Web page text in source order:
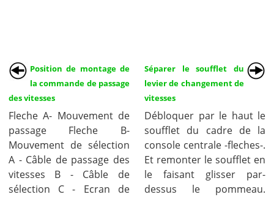
Position de montage de
la commande de passage
des vitesses
Fleche A- Mouvement de
passage Fleche B-
Mouvement de sélection
A - Câble de passage des
vitesses B - Câble de
sélection C - Ecran de
Séparer le soufflet du
levier de changement de
vitesses
Débloquer par le haut le
soufflet du cadre de la
console centrale -fleches-.
Et remonter le soufflet en
le faisant glisser par-
dessus le pommeau.